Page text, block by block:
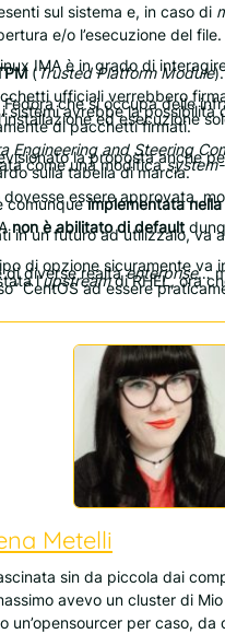
sul sistema e, in caso di
e/o l’esecuzione del file.
IMA è in grado di
(Trusted Platform Module).
ufficiali verrebbero
che si occupa delle
sistemi avrebbe la possibilità
ed esecuzione
di pacchetti firmati.
Engineering and Steering
la proposta anche
come una modifica
sulla tabella di marcia.
dovesse essere approvata,
comunqueimplementata
non è abilitato di default
in un futuro ad utilizzalo, va
di opzione sicuramente va
di diverse realtàenterprise…
l’upstreamdi RHEL, ora
CentOS ad essere
Metelli
sin da piccola dai
avevo un cluster di
un’opensourcer per caso, da